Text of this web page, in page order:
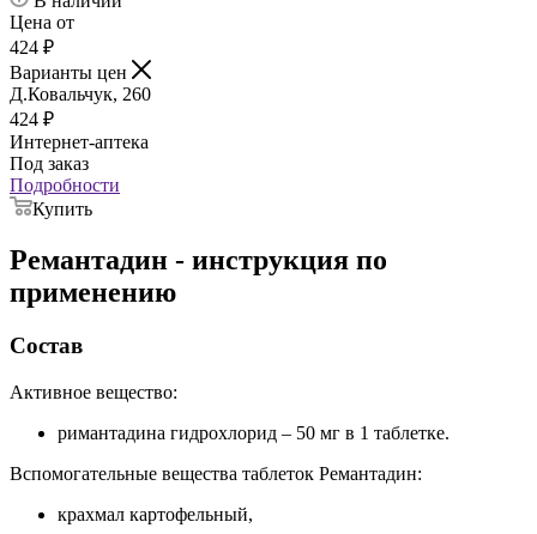
Цена от
424 ₽
Варианты цен
Д.Ковальчук, 260
424 ₽
Интернет-аптека
Под заказ
Подробности
Купить
Ремантадин - инструкция по
применению
Состав
Активное вещество:
римантадина гидрохлорид – 50 мг в 1 таблетке.
Вспомогательные вещества таблеток Ремантадин:
крахмал картофельный,